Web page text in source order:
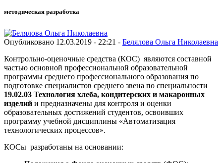
методическая разработка
Опубликовано 12.03.2019 - 22:21 - Белялова Ольга Николаевна
Контрольно-оценочные средства (КОС) являются составной
частью основной профессиональной образовательной
программы среднего профессионального образования по
подготовке специалистов среднего звена по специальности
19.02.03 Технология хлеба, кондитерских и макаронных
изделий и предназначены для контроля и оценки
образовательных достижений студентов, освоивших
программу учебной дисциплины «Автоматизация
технологических процессов».
КОСы разработаны на основании: